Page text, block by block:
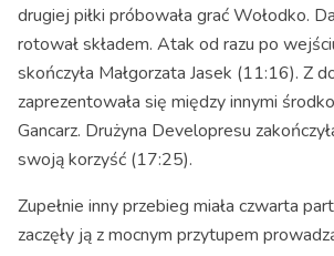
drugiej piłki próbowała grać Wołodko.
rotował składem. Atak od razu po
skończyła Małgorzata Jasek (11:16). Z
zaprezentowała się między innymi
Gancarz. Drużyna Developresu
swoją korzyść (17:25).
Zupełnie inny przebieg miała czwarta
zaczęły ją z mocnym przytupem